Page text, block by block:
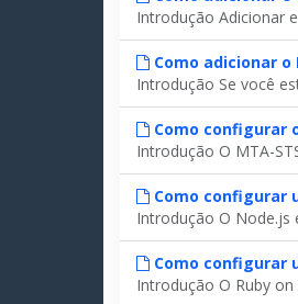
Introdução Adicionar
Como adicionar
Introdução Se você
Como configurar
Introdução O MTA-
Como configurar
Introdução O Node.js
Como configurar
Introdução O Ruby